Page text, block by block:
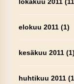
elokuu 2011(1)
kesäkuu 2011(1)
huhtikuu 2011